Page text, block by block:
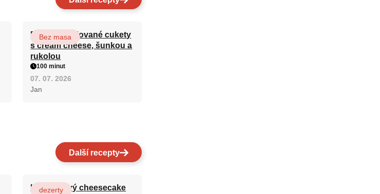
Roláda z grilované cukety
s cream cheese, šunkou a
rukolou
Bez masa
100 minut
07. 07. 2026
Jan
Další recepty
Karamelový cheesecake
dezerty